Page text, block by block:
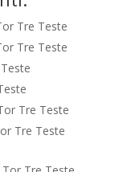
Tre Teste
Tre Teste
Tre Teste
Tre Teste